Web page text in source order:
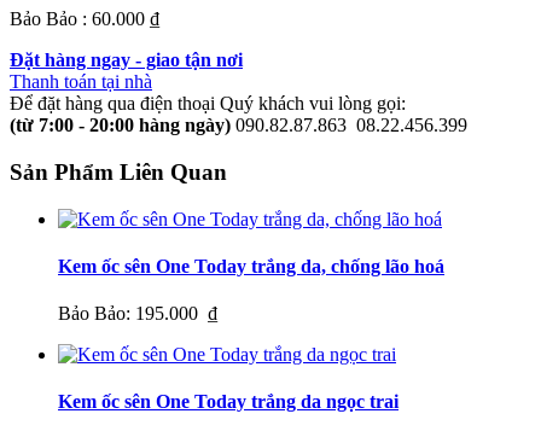
Bảo Bảo : 60.000 ₫
Đặt hàng ngay - giao tận nơi
Thanh toán tại nhà
Để đặt hàng qua điện thoại Quý khách vui lòng gọi:
(từ 7:00 - 20:00 hàng ngày) 090.82.87.863 08.22.456.399
Sản Phẩm Liên Quan
Kem ốc sên One Today trắng da, chống lão hoá
Bảo Bảo: 195.000 ₫
Kem ốc sên One Today trắng da ngọc trai